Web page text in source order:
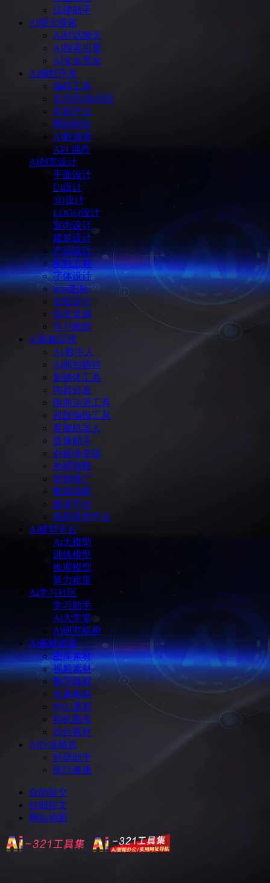
法律助手
Ai聊天搜索
Ai对话聊天
AI搜索引擎
AI女友男友
Ai编程开发
编程工具
无代码/低代码
开发平台
网站制作
AI数据库
API 插件
Ai创意设计
平面设计
Ui设计
3D设计
LOGO设计
室内设计
建筑设计
产品设计
配色工具
字体设计
icon图标
在线设计
创意灵感
学习教程
Ai新媒运营
Ai 数字人
Ai商拍模特
新媒体工具
内容分发
电商运营工具
排版编辑工具
客服机器人
直播助手
自媒体变现
热榜指数
营销推广
数据洞察
媒体平台
电商卖货平台
Ai模型平台
Ai大模型
训练模型
推理模型
算力租赁
Ai学习社区
学习助手
Ai大学堂
Ai研究机构
Ai素材资源
图库素材
视频素材
数字版权
矢量素材
PNG素材
样机图库
综合素材
Ai行业精选
科研助手
医疗健康
自助提交
自助软文
网站地图